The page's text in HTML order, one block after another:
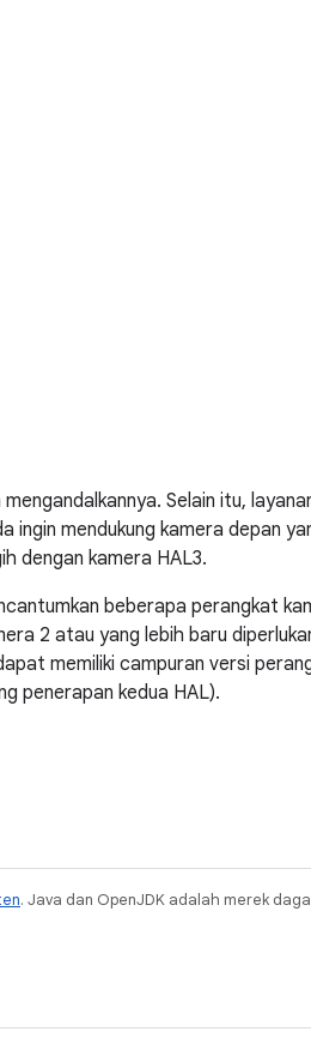
Selain itu,
ingin mendukung kamera depan
dengan kamera HAL3.
beberapa perangkat
2 atau yang lebih baru
memiliki campuran versi
penerapan kedua HAL).
. Java dan OpenJDK adalah merek